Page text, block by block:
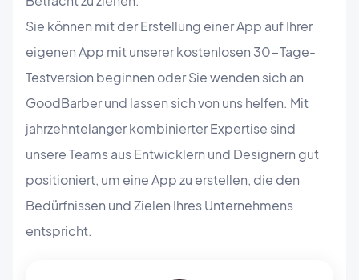
Sie können mit der Erstellung einer App auf Ihrer
eigenen App mit unserer kostenlosen 30-Tage-
Testversion beginnen oder Sie wenden sich an
GoodBarber und lassen sich von uns helfen. Mit
jahrzehntelanger kombinierter Expertise sind
unsere Teams aus Entwicklern und Designern gut
positioniert, um eine App zu erstellen, die den
Bedürfnissen und Zielen Ihres Unternehmens
entspricht.